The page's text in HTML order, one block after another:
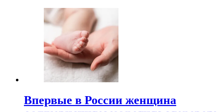
Впервые в России женщина